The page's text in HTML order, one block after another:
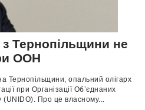
Тернопільщини не
ООН
Тернопільщини, опальний олігарх
при Організації Об’єднаних
(UNIDO). Про це власному...